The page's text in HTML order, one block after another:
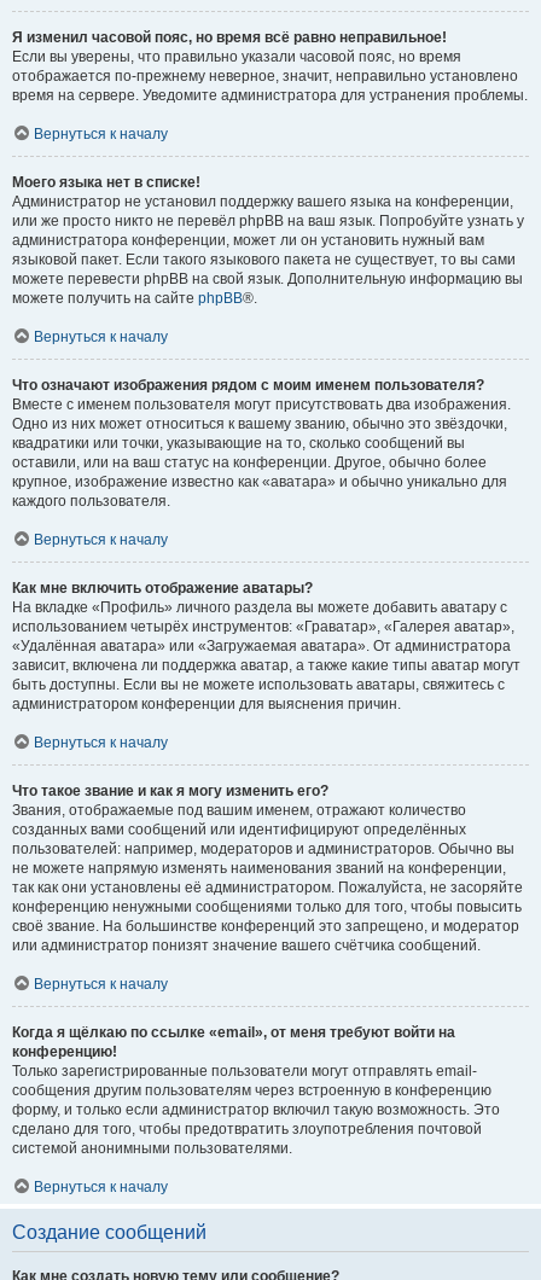
Я изменил часовой пояс, но время всё равно неправильное!
Если вы уверены, что правильно указали часовой пояс, но время
отображается по-прежнему неверное, значит, неправильно установлено
время на сервере. Уведомите администратора для устранения проблемы.
Вернуться к началу
Моего языка нет в списке!
Администратор не установил поддержку вашего языка на конференции,
или же просто никто не перевёл phpBB на ваш язык. Попробуйте узнать у
администратора конференции, может ли он установить нужный вам
языковой пакет. Если такого языкового пакета не существует, то вы сами
можете перевести phpBB на свой язык. Дополнительную информацию вы
можете получить на сайте phpBB®.
Вернуться к началу
Что означают изображения рядом с моим именем пользователя?
Вместе с именем пользователя могут присутствовать два изображения.
Одно из них может относиться к вашему званию, обычно это звёздочки,
квадратики или точки, указывающие на то, сколько сообщений вы
оставили, или на ваш статус на конференции. Другое, обычно более
крупное, изображение известно как «аватара» и обычно уникально для
каждого пользователя.
Вернуться к началу
Как мне включить отображение аватары?
На вкладке «Профиль» личного раздела вы можете добавить аватару с
использованием четырёх инструментов: «Граватар», «Галерея аватар»,
«Удалённая аватара» или «Загружаемая аватара». От администратора
зависит, включена ли поддержка аватар, а также какие типы аватар могут
быть доступны. Если вы не можете использовать аватары, свяжитесь с
администратором конференции для выяснения причин.
Вернуться к началу
Что такое звание и как я могу изменить его?
Звания, отображаемые под вашим именем, отражают количество
созданных вами сообщений или идентифицируют определённых
пользователей: например, модераторов и администраторов. Обычно вы
не можете напрямую изменять наименования званий на конференции,
так как они установлены её администратором. Пожалуйста, не засоряйте
конференцию ненужными сообщениями только для того, чтобы повысить
своё звание. На большинстве конференций это запрещено, и модератор
или администратор понизят значение вашего счётчика сообщений.
Вернуться к началу
Когда я щёлкаю по ссылке «email», от меня требуют войти на
конференцию!
Только зарегистрированные пользователи могут отправлять email-
сообщения другим пользователям через встроенную в конференцию
форму, и только если администратор включил такую возможность. Это
сделано для того, чтобы предотвратить злоупотребления почтовой
системой анонимными пользователями.
Вернуться к началу
Создание сообщений
Как мне создать новую тему или сообщение?